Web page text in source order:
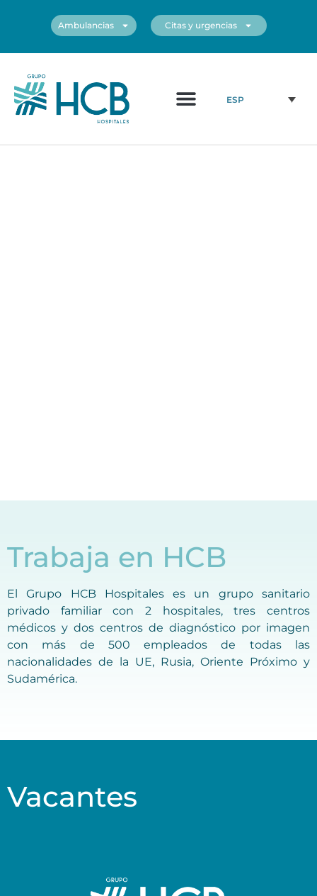
Ambulancias Citas y urgencias
ESP
Trabaja en HCB
El Grupo HCB Hospitales es un grupo sanitario
privado familiar con 2 hospitales, tres centros
médicos y dos centros de diagnóstico por imagen
con más de 500 empleados de todas las
nacionalidades de la UE, Rusia, Oriente Próximo y
Sudamérica.
Vacantes